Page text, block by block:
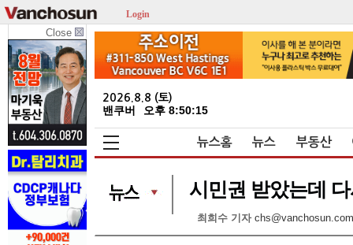
Login
Close
2026.8.8 (토)
밴쿠버 오후 8:50:15
뉴스홈 뉴스 부동산
시민권 받았는데 다
최희수 기자 chs@vanchosun.com